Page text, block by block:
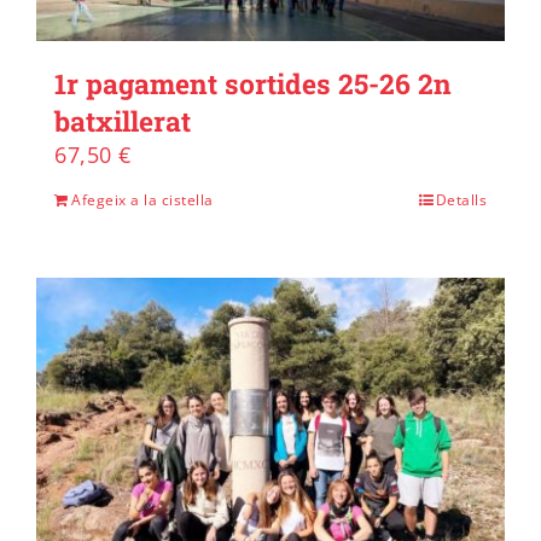
1r pagament sortides 25-26 2n
batxillerat
67,50 €
Afegeix a la cistella Detalls